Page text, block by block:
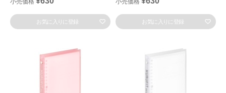
小売価格
お気に入りに登録
小売価格
お気に入りに登録